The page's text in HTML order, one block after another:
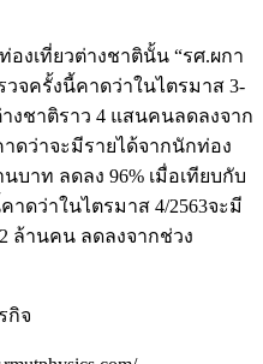
งเที่ยวต่างชาตินั้น “รศ.ผกา
วจครั้งนี้คาดว่าในไตรมาส 3-
งชาติราว 4 แสนคนลดลงจาก
ดว่าจะมีรายได้จากนักท่อง
บาท ลดลง 96% เมื่อเทียบกับ
ดว่าในไตรมาส 4/2563จะมี
ล้านคน ลดลงจากช่วง
กิจ